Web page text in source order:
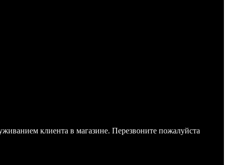
клиента в магазине. Перезвоните пожалуйста